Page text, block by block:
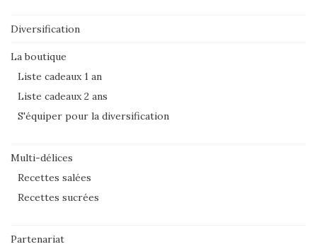
Diversification
La boutique
Liste cadeaux 1 an
Liste cadeaux 2 ans
S'équiper pour la diversification
Multi-délices
Recettes salées
Recettes sucrées
Partenariat